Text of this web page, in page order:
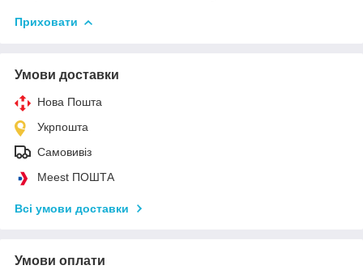
Приховати
Умови доставки
Нова Пошта
Укрпошта
Самовивіз
Meest ПОШТА
Всі умови доставки
Умови оплати